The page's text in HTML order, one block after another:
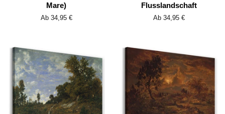
Mare)
Ab 34,95 €
Flusslandschaft
Ab 34,95 €